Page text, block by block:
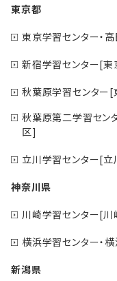
東京都
東京学習センター・
新宿学習センター[
秋葉原学習センター
秋葉原第二学習セン
区]
立川学習センター[立
神奈川県
川崎学習センター[川
横浜学習センター・
新潟県